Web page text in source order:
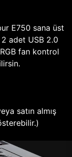
E750 sana üst
adet USB 2.0
fan kontrol
satın almış